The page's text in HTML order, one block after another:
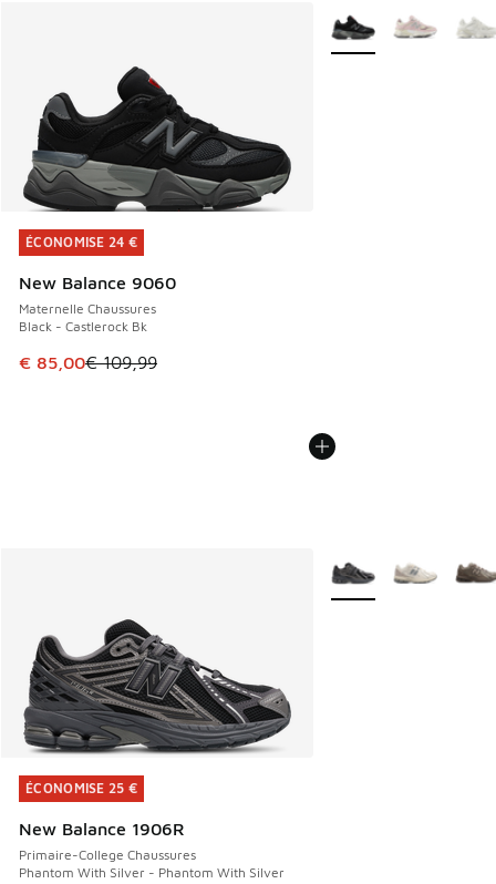
ÉCONOMISE 24 €
New Balance 9060
Maternelle Chaussures
Black - Castlerock Bk
Cet article est en promotion. Prix en baisse de € 109,99 à
€ 85,00€ 109,99
ÉCONOMISE 24 €
Plus de couleurs
ÉCONOMISE 25 €
New Balance 1906R
Primaire-College Chaussures
Phantom With Silver - Phantom With Silver
ÉCONOMISE 25 €
Plus de couleurs